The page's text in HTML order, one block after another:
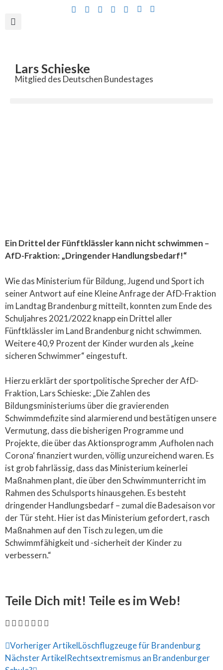
Lars Schieske
Mitglied des Deutschen Bundestages
Ein Drittel der Fünftklässler kann nicht schwimmen –
AfD-Fraktion: „Dringender Handlungsbedarf!“
Wie das Ministerium für Bildung, Jugend und Sport ich
seiner Antwort auf eine Kleine Anfrage der AfD-Fraktion
im Landtag Brandenburg mitteilt, konnten zum Ende des
Schuljahres 2021/2022 knapp ein Drittel aller
Fünftklässler im Land Brandenburg nicht schwimmen.
Weitere 40,9 Prozent der Kinder wurden als „keine
sicheren Schwimmer“ eingestuft.
Hierzu erklärt der sportpolitische Sprecher der AfD-
Fraktion, Lars Schieske: „Die Zahlen des
Bildungsministeriums über die gravierenden
Schwimmdefizite sind alarmierend und bestätigen unsere
Vermutung, dass die bisherigen Programme und
Projekte, die über das Aktionsprogramm ‚Aufholen nach
Corona‘ finanziert wurden, völlig unzureichend waren. Es
ist grob fahrlässig, dass das Ministerium keinerlei
Maßnahmen plant, die über den Schwimmunterricht im
Rahmen des Schulsports hinausgehen. Es besteht
dringender Handlungsbedarf – zumal die Badesaison vor
der Tür steht. Hier ist das Ministerium gefordert, rasch
Maßnahmen auf den Tisch zu legen, um die
Schwimmfähigkeit und -sicherheit der Kinder zu
verbessern.“
Teile Dich mit! Teile es im Web!
Vorheriger ArtikelLöschflugzeuge für Brandenburg
Nächster ArtikelRechtsextremismus an Brandenburger